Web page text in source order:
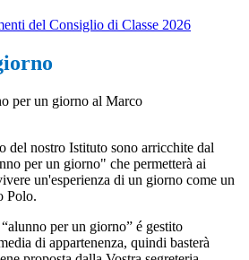
del Consiglio di Classe 2026
del nostro Istituto sono arricchite dal
per un giorno" che permetterà ai
un'esperienza di un giorno come un
Polo.
per un giorno” é gestito
di appartenenza, quindi basterà